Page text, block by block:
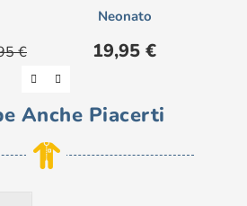
€
Neonato
Prezzo
19,95 €
Anche Piacerti